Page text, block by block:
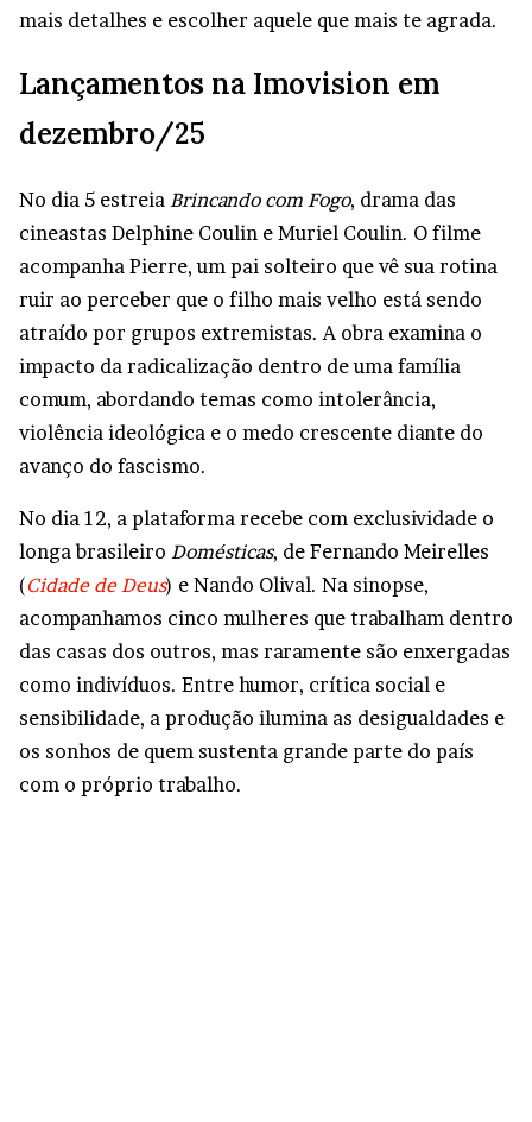
mais detalhes e escolher aquele que mais te agrada.
Lançamentos na Imovision em
dezembro/25
No dia 5 estreia Brincando com Fogo, drama das
cineastas Delphine Coulin e Muriel Coulin. O filme
acompanha Pierre, um pai solteiro que vê sua rotina
ruir ao perceber que o filho mais velho está sendo
atraído por grupos extremistas. A obra examina o
impacto da radicalização dentro de uma família
comum, abordando temas como intolerância,
violência ideológica e o medo crescente diante do
avanço do fascismo.
No dia 12, a plataforma recebe com exclusividade o
longa brasileiro Domésticas, de Fernando Meirelles
(Cidade de Deus) e Nando Olival. Na sinopse,
acompanhamos cinco mulheres que trabalham dentro
das casas dos outros, mas raramente são enxergadas
como indivíduos. Entre humor, crítica social e
sensibilidade, a produção ilumina as desigualdades e
os sonhos de quem sustenta grande parte do país
com o próprio trabalho.